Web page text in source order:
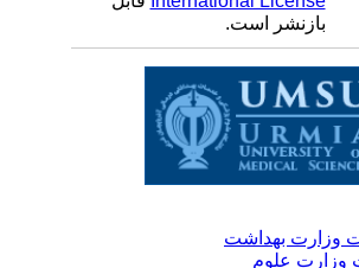
بازنشر است.
بهداشت
علوم